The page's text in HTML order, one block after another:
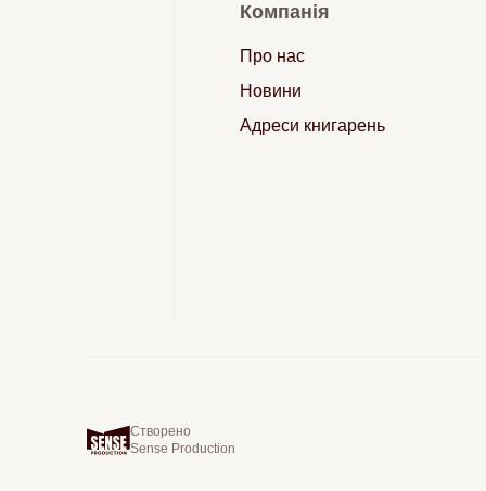
Компанія
Про нас
Новини
Адреси книгарень
Створено
Sense Production